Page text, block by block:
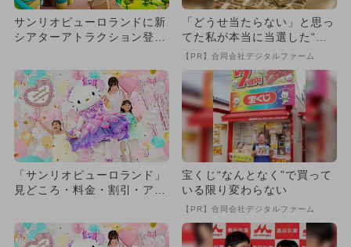
サンリオピューロランドに新
シアターアトラクション登
「どうせ当たらない」と思っ
てた私が本当に当選した“買
い方”がこれ
【PR】合同会社デジタルファーム
「サンリオピューロランド」
見どころ・料金・割引・アク
宝くじ“なんとなく”で買って
いる限り変わらない
【PR】合同会社デジタルファーム